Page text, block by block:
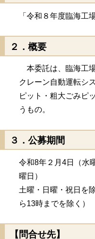
「令和８年度臨海工
２．概要
本委託は、臨海工
クレーン自動運転シ
ピット・粗大ごみピ
うもの。
３．公募期間
令和8年２月4日（水
曜日）
土曜・日曜・祝日を
ら13時までを除く）
【問合せ先】